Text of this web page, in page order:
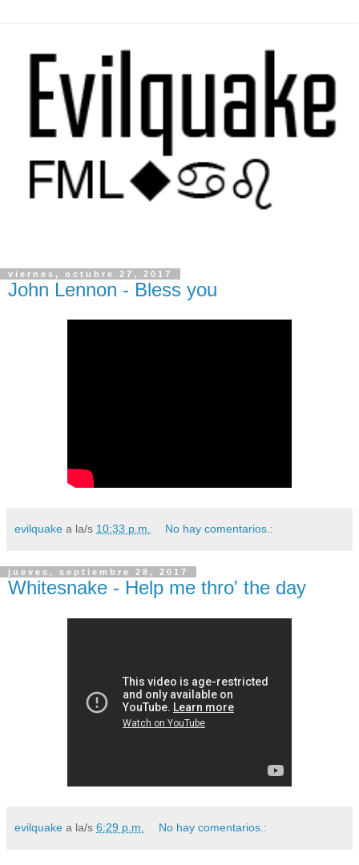
viernes, octubre 27, 2017
John Lennon - Bless you
evilquake a la/s 10:33 p.m. No hay comentarios.:
jueves, septiembre 28, 2017
Whitesnake - Help me thro' the day
evilquake a la/s 6:29 p.m. No hay comentarios.: